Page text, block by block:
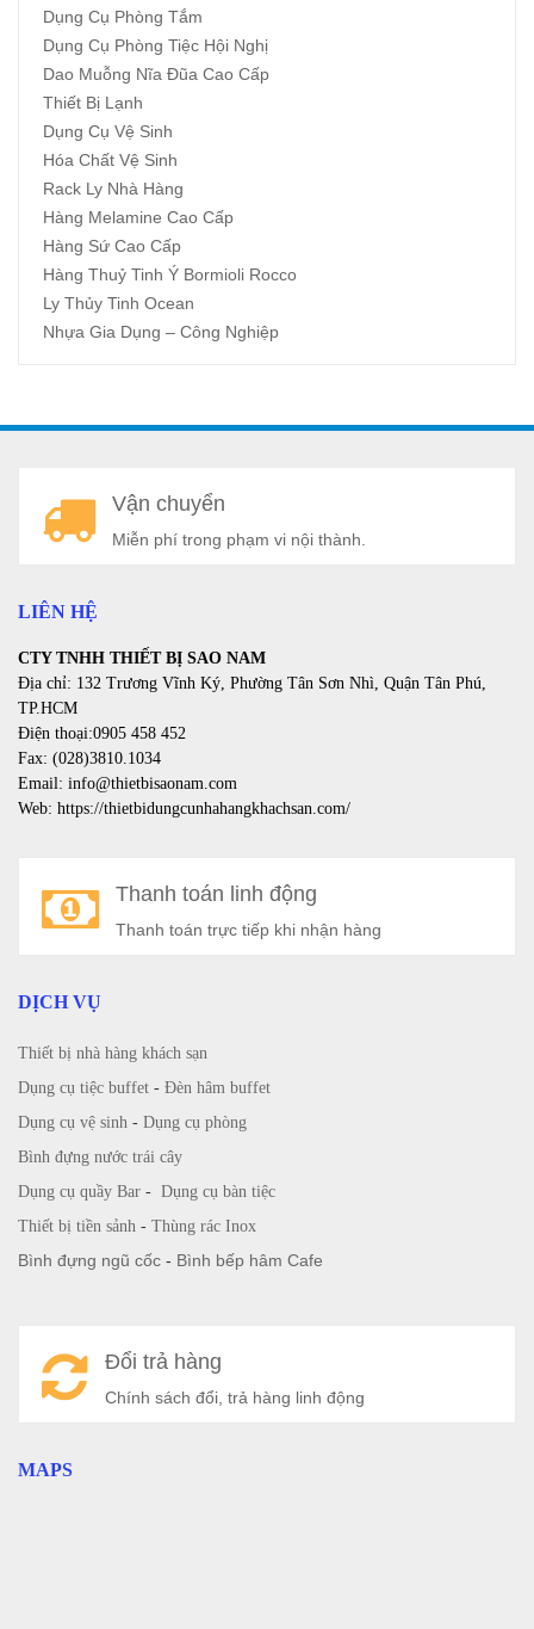
Dụng Cụ Phòng Tắm
Dụng Cụ Phòng Tiệc Hội Nghị
Dao Muỗng Nĩa Đũa Cao Cấp
Thiết Bị Lạnh
Dụng Cụ Vệ Sinh
Hóa Chất Vệ Sinh
Rack Ly Nhà Hàng
Hàng Melamine Cao Cấp
Hàng Sứ Cao Cấp
Hàng Thuỷ Tinh Ý Bormioli Rocco
Ly Thủy Tinh Ocean
Nhựa Gia Dụng – Công Nghiệp
Vận chuyển
Miễn phí trong phạm vi nội thành.
LIÊN HỆ
CTY TNHH THIẾT BỊ SAO NAM
Địa chỉ: 132 Trương Vĩnh Ký, Phường Tân Sơn Nhì, Quận Tân Phú,
TP.HCM
Điện thoại:0905 458 452
Fax: (028)3810.1034
Email: info@thietbisaonam.com
Web: https://thietbidungcunhahangkhachsan.com/
Thanh toán linh động
Thanh toán trực tiếp khi nhận hàng
DỊCH VỤ
Thiết bị nhà hàng khách sạn
Dụng cụ tiệc buffet - Đèn hâm buffet
Dụng cụ vệ sinh - Dụng cụ phòng
Bình đựng nước trái cây
Dụng cụ quầy Bar - Dụng cụ bàn tiệc
Thiết bị tiền sảnh - Thùng rác Inox
Bình đựng ngũ cốc - Bình bếp hâm Cafe
Đổi trả hàng
Chính sách đổi, trả hàng linh động
MAPS